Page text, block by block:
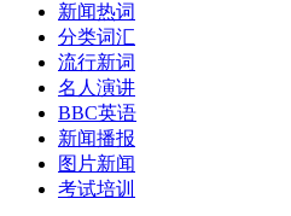
新闻热词
分类词汇
流行新词
名人演讲
BBC英语
新闻播报
图片新闻
考试培训